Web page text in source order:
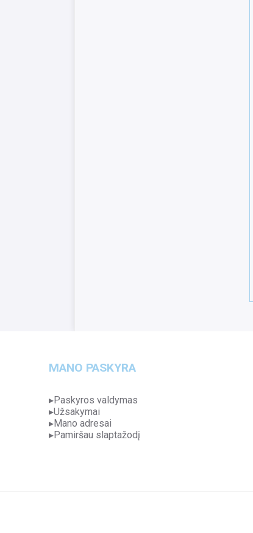
MANO PASKYRA
Paskyros valdymas
Užsakymai
Mano adresai
Pamiršau slaptažodį